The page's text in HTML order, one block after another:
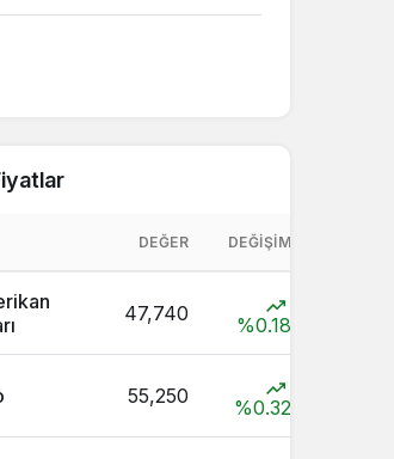
Sistem modunu seçin.
DEĞER DEĞIŞIM
47,740 %0.18
55,250 %0.32